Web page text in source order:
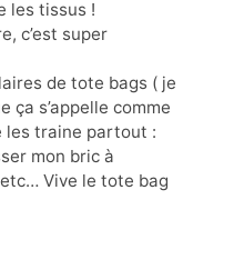
les tissus !
c’est super
de tote bags ( je
ça s’appelle comme
les traine partout :
mon bric à
Vive le tote bag